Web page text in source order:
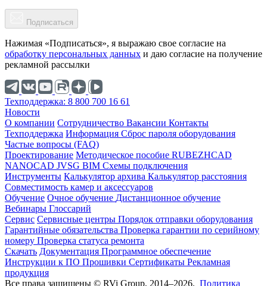
Подписаться
Нажимая «Подписаться», я выражаю свое согласие на
обработку персональных данных и даю согласие на получение
рекламной рассылки
Техподдержка: 8 800 700 16 61
Новости
О компании Cотрудничество Вакансии Контакты
Техподдержка Информация Сброс пароля оборудования
Частые вопросы (FAQ)
Проектирование Методическое пособие RUBEZHCAD
NANOCAD JVSG BIM Схемы подключения
Инструменты Калькулятор архива Калькулятор расстояния
Совместимость камер и аксессуаров
Обучение Очное обучение Дистанционное обучение
Вебинары Глоссарий
Сервис Сервисные центры Порядок отправки оборудования
Гарантийные обязательства Проверка гарантии по серийному
номеру Проверка статуса ремонта
Скачать Документация Программное обеспечение
Инструкции к ПО Прошивки Сертификаты Рекламная
продукция
Все права защищены © RVi Group, 2014–2026. Политика